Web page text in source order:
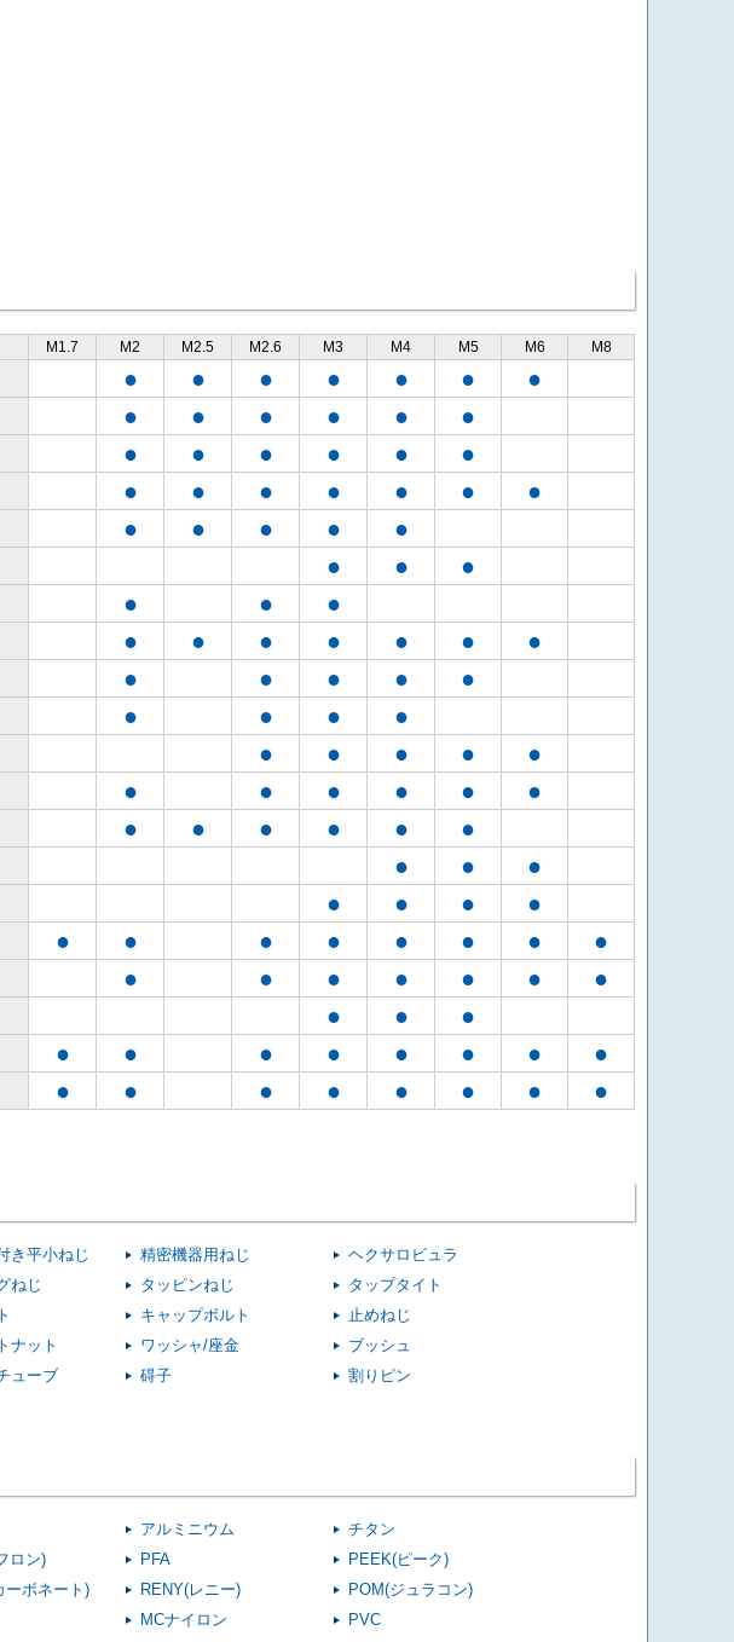
M1.7 M2 M2.5 M2.6 M3 M4 M5 M6 M8
● ● ● ● ● ● ●
● ● ● ● ● ●
● ● ● ● ● ●
● ● ● ● ● ● ●
● ● ● ● ●
● ● ●
● ● ●
● ● ● ● ● ● ●
● ● ● ● ●
● ● ● ●
● ● ● ● ●
● ● ● ● ● ●
● ● ● ● ● ●
● ● ●
● ● ● ●
● ● ● ● ● ● ● ●
● ● ● ● ● ● ●
● ● ●
● ● ● ● ● ● ● ●
● ● ● ● ● ● ● ●
き平小ねじ 精密機器用ねじ
ヘクサロビュラ
ねじ タッピンねじ
タップタイト
キャップボルト
止めねじ
ナット ワッシャ/座金
ブッシュ
ューブ 碍子
割りピン
アルミニウム
チタン
ロン) PFA
PEEK(ピーク)
ーボネート) RENY(レニー)
POM(ジュラコン)
MCナイロン
PVC